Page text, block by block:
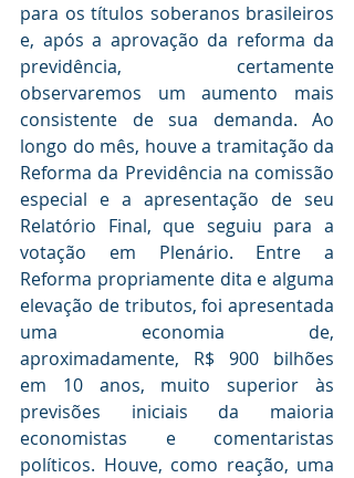
para os títulos soberanos brasileiros
e, após a aprovação da reforma da
previdência, certamente
observaremos um aumento mais
consistente de sua demanda. Ao
longo do mês, houve a tramitação da
Reforma da Previdência na comissão
especial e a apresentação de seu
Relatório Final, que seguiu para a
votação em Plenário. Entre a
Reforma propriamente dita e alguma
elevação de tributos, foi apresentada
uma economia de,
aproximadamente, R$ 900 bilhões
em 10 anos, muito superior às
previsões iniciais da maioria
economistas e comentaristas
políticos. Houve, como reação, uma